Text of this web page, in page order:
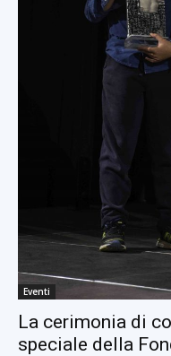
Eventi
La cerimonia di
speciale della